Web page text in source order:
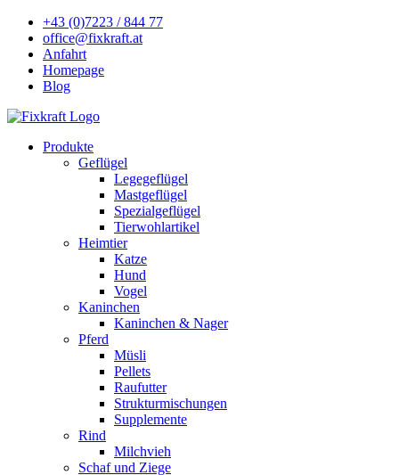
+43 (0)7223 / 844 77
office@fixkraft.at
Anfahrt
Homepage
Blog
Produkte
Geflügel
Legegeflügel
Mastgeflügel
Spezialgeflügel
Tierwohlartikel
Heimtier
Katze
Hund
Vogel
Kaninchen
Kaninchen & Nager
Pferd
Müsli
Pellets
Raufutter
Strukturmischungen
Supplemente
Rind
Milchvieh
Schaf und Ziege